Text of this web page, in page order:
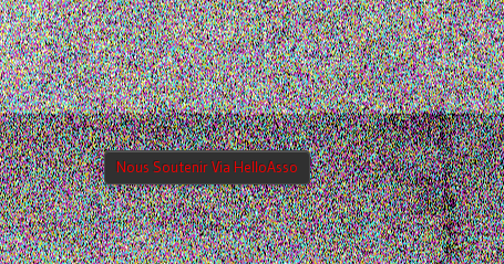
Nous Soutenir Via HelloAsso